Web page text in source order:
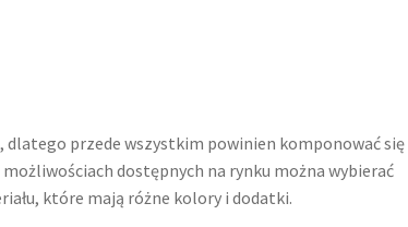
dlatego przede wszystkim powinien komponować się
dostępnych na rynku można wybierać
które mają różne kolory i dodatki.